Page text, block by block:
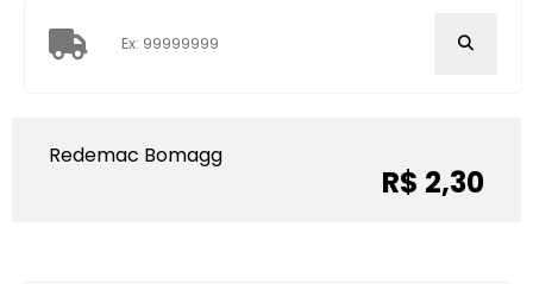
Redemac Bomagg
R$ 2,30